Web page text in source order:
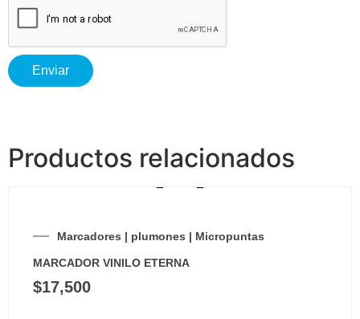
Productos relacionados
Marcadores | plumones | Micropuntas
MARCADOR VINILO ETERNA
$17,500